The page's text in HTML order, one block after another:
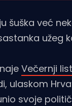
šuška već
užeg
Večernji
ulaskom
svoje